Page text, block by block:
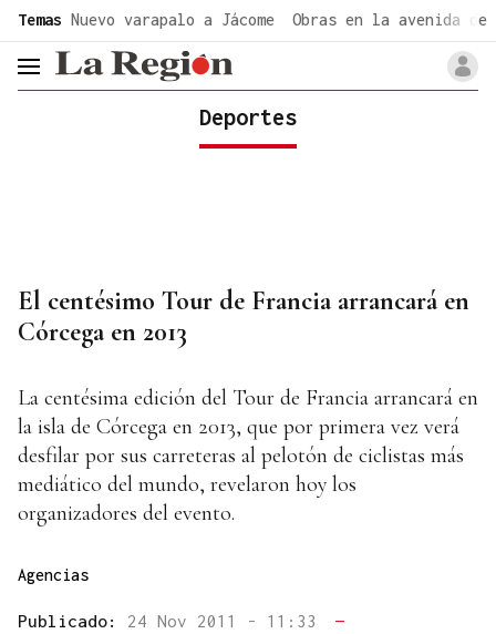
Temas Nuevo varapalo a Jácome Obras en la avenida de
header.menu.open
Deportes
El centésimo Tour de Francia arrancará en
Córcega en 2013
La centésima edición del Tour de Francia arrancará en
la isla de Córcega en 2013, que por primera vez verá
desfilar por sus carreteras al pelotón de ciclistas más
mediático del mundo, revelaron hoy los
organizadores del evento.
Agencias
Publicado: 24 Nov 2011 - 11:33
—